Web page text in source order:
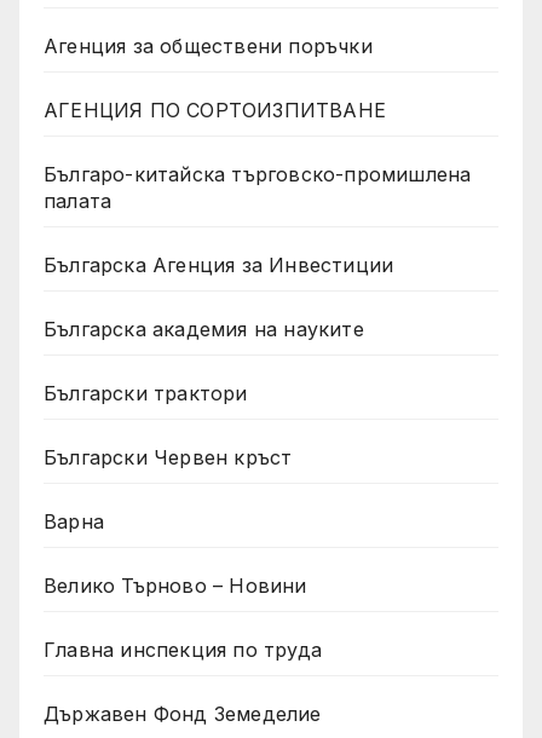
Агенция за обществени поръчки
АГЕНЦИЯ ПО СОРТОИЗПИТВАНЕ
Българо-китайска търговско-промишлена
палата
Българска Агенция за Инвестиции
Българска академия на науките
Български трактори
Български Червен кръст
Варна
Велико Търново – Новини
Главна инспекция по труда
Държавен Фонд Земеделие